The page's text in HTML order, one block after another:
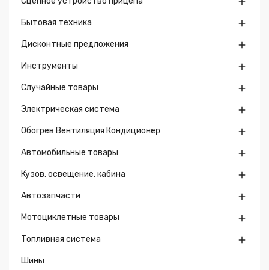
Бытовая техника 
Дисконтные предложения 
Инструменты 
Случайные товары 
Электрическая система 
Обогрев Вентиляция Кондиционер 
Автомобильные товары 
Кузов, освещение, кабина 
Автозапчасти 
Мотоциклетные товары 
Топливная система 
Шины